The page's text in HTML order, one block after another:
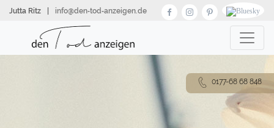
zumJutta Ritz info@den‑tod‑anzeigen.de
0177-68 68 848